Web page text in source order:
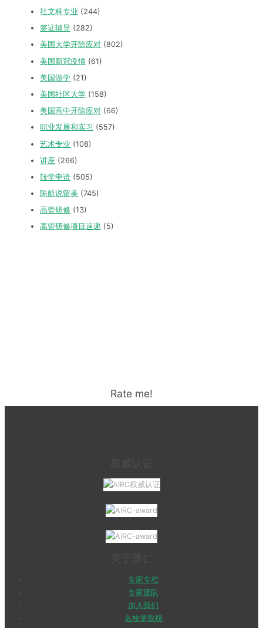
社文科专业 (244)
签证辅导 (282)
美国大学开除应对 (802)
美国新冠疫情 (61)
美国游学 (21)
美国社区大学 (158)
美国高中开除应对 (66)
职业发展和实习 (557)
艺术专业 (108)
讲座 (266)
转学申请 (505)
陈航说留美 (745)
高管研修 (13)
高管研修项目速递 (5)
Rate me!
专家专栏
专家团队
加入我们
名校录取榜